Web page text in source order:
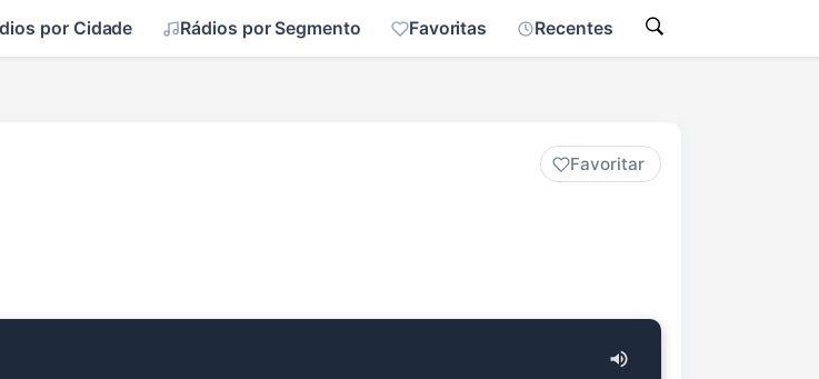
por Cidade Rádios por Segmento Favoritas Recentes
Favoritar